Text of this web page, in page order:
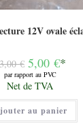
12V ovale
€ Le
prix
initial
était :
23,00 €.
5,00 €*
par rapport au PVC
Le
prix
actuel
est :
5,00 €.
Net de TVA
au panier